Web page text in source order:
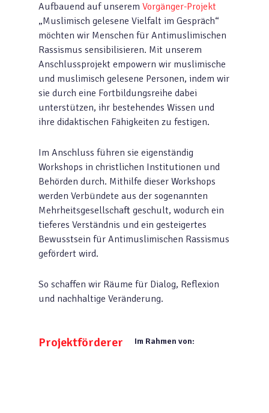
Aufbauend auf unserem Vorgänger-Projekt
„Muslimisch gelesene Vielfalt im Gespräch“
möchten wir Menschen für Antimuslimischen
Rassismus sensibilisieren. Mit unserem
Anschlussprojekt empowern wir muslimische
und muslimisch gelesene Personen, indem wir
sie durch eine Fortbildungsreihe dabei
unterstützen, ihr bestehendes Wissen und
ihre didaktischen Fähigkeiten zu festigen.
Im Anschluss führen sie eigenständig
Workshops in christlichen Institutionen und
Behörden durch. Mithilfe dieser Workshops
werden Verbündete aus der sogenannten
Mehrheitsgesellschaft geschult, wodurch ein
tieferes Verständnis und ein gesteigertes
Bewusstsein für Antimuslimischen Rassismus
gefördert wird.
So schaffen wir Räume für Dialog, Reflexion
und nachhaltige Veränderung.
Projektförderer Im Rahmen von: